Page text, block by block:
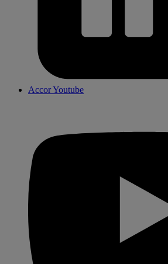
Accor Youtube